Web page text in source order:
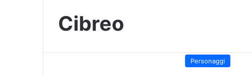
Cibreo
Personaggi